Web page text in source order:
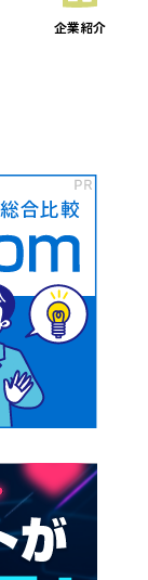
企業紹介